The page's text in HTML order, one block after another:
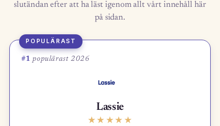
slutändan efter att ha läst igenom allt vårt innehåll här
på sidan.
POPULÄRAST
#1 populärast 2026
Lassie
★ ★ ★ ★ ★